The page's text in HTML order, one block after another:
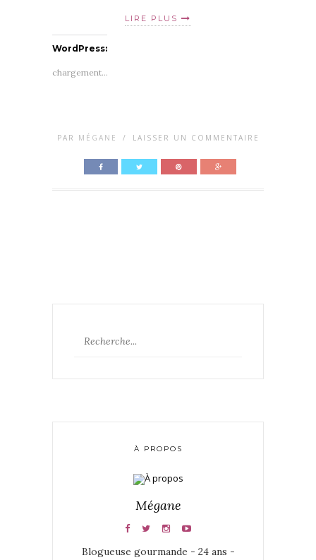
LIRE PLUS
WordPress:
chargement…
PAR MÉGANE / LAISSER UN COMMENTAIRE
À PROPOS
Mégane
Blogueuse gourmande - 24 ans -